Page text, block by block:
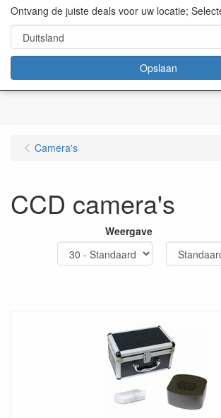
content="18/11/2025″/>
Camera's
CCD camera's
Weergave
Ontvang de juiste deals voor uw locatie;
Opslaan